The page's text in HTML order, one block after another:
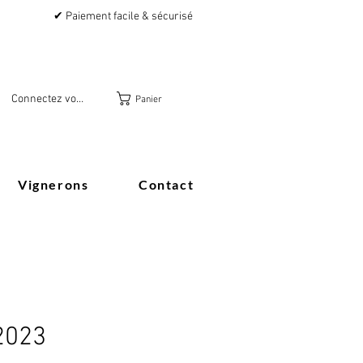
✔ Paiement facile & sécurisé
Connectez vous Panier
Vignerons Contact